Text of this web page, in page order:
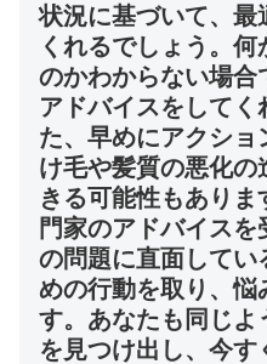
状況に基づいて、最
くれるでしょう。
のかわからない場合
アドバイスをしてく
た、早めにアクシ
け毛や髪質の悪化
きる可能性もあり
門家のアドバイス
の問題に直面してい
めの行動を取り、悩
す。あなたも同じよ
を見つけ出し、今す